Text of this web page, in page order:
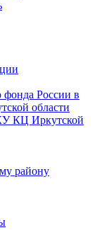
фонда России в
области
КЦ Иркутской
району